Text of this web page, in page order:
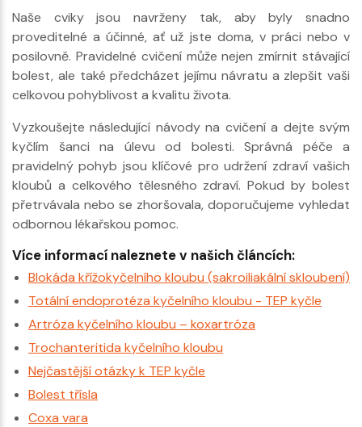
Naše cviky jsou navrženy tak, aby byly snadno
proveditelné a účinné, ať už jste doma, v práci nebo v
posilovně. Pravidelné cvičení může nejen zmírnit stávající
bolest, ale také předcházet jejímu návratu a zlepšit vaši
celkovou pohyblivost a kvalitu života.
Vyzkoušejte následující návody na cvičení a dejte svým
kyčlím šanci na úlevu od bolesti. Správná péče a
pravidelný pohyb jsou klíčové pro udržení zdraví vašich
kloubů a celkového tělesného zdraví. Pokud by bolest
přetrvávala nebo se zhoršovala, doporučujeme vyhledat
odbornou lékařskou pomoc.
Více informací naleznete v našich článcích:
Blokáda křížokyčelního kloubu (sakroiliakální skloubení)
Totální endoprotéza kyčelního kloubu - TEP kyčle
Artróza kyčelního kloubu – koxartróza
Trochanteritida kyčelního kloubu
Nejčastější otázky k TEP kyčle
Bolest třísla
Coxa vara